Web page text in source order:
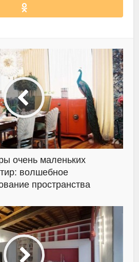
очень маленьких
волшебное
пространства